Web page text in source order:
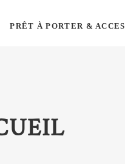
PRÊT À PORTER &